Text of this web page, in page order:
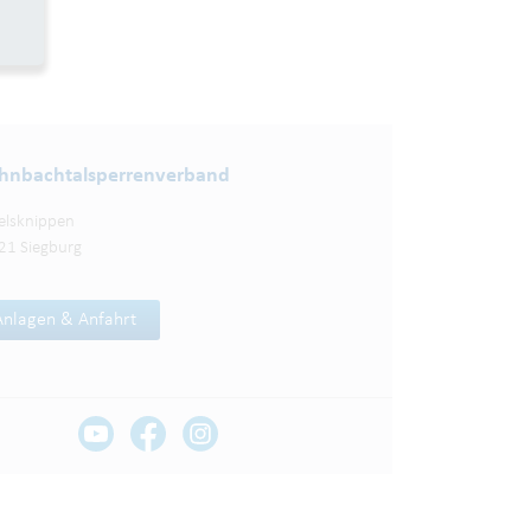
Siegburg
& Anfahrt